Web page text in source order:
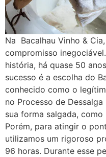
Na Bacalhau Vinho &
compromisso
história, há quase 50
sucesso é a escolha do
conhecido como o
no Processo de
sua forma salgada,
Porém, para atingir o
utilizamos um rigoroso
96 horas. Durante esse